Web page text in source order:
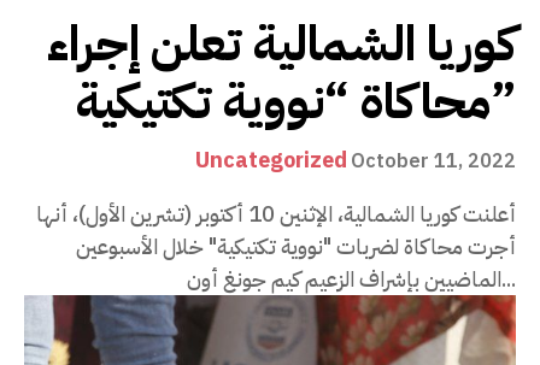
كوريا الشمالية تعلن إجراء
محاكاة “نووية تكتيكية”
Uncategorized October 11, 2022
أعلنت كوريا الشمالية، الإثنين 10 أكتوبر (تشرين الأول)، أنها
أجرت محاكاة لضربات "نووية تكتيكية" خلال الأسبوعين
الماضيين بإشراف الزعيم كيم جونغ أون...